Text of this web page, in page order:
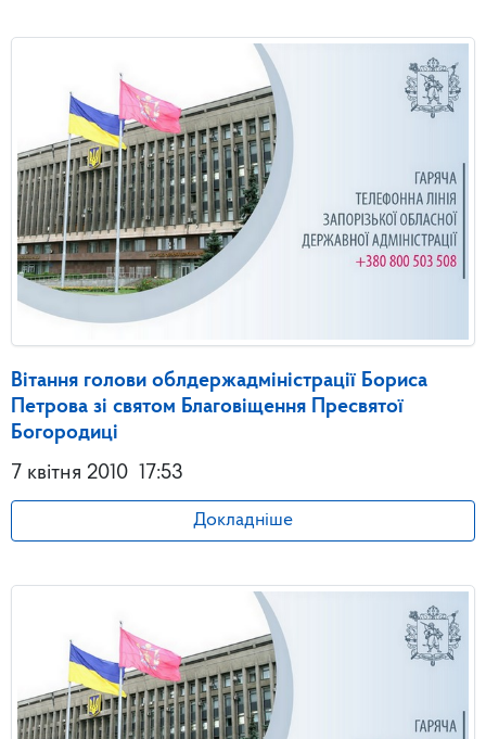
Вітання голови облдержадміністрації Бориса
Петрова зі святом Благовіщення Пресвятої
Богородиці
7 квітня 2010 17:53
Докладніше